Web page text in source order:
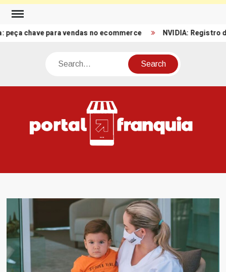
Skip
contentpara vendas no ecommerce NVIDIA: Registro de
Search